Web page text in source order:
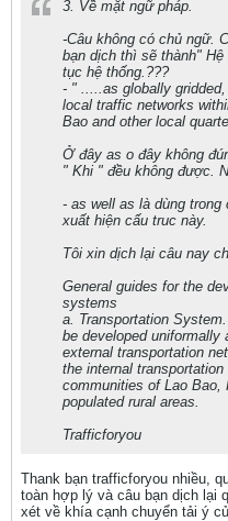
3. Về mặt ngữ pháp.
-Câu không có chủ ngữ.
bạn dịch thì sẽ thành"
tục hệ thống.???
- " .....as globally
local traffic networks
Bao and other local
Ở đây as o đây không
" Khi " đều không được.
- as well as là dùng
xuất hiện cấu truc này.
Tôi xin dịch lại câu nay
General guides for the
systems
a. Transportation
be developed uniformally
external transportation
the internal
communities of Lao Bao,
populated rural areas.
Trafficforyou
Thank bạn trafficforyou nhiều,
toàn hợp lý và câu bạn dịch lại
xét về khía cạnh chuyển tải ý